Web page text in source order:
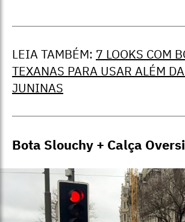
LEIA TAMBÉM: 7 LOOKS COM
TEXANAS PARA USAR ALÉM
JUNINAS
Bota Slouchy + Calça